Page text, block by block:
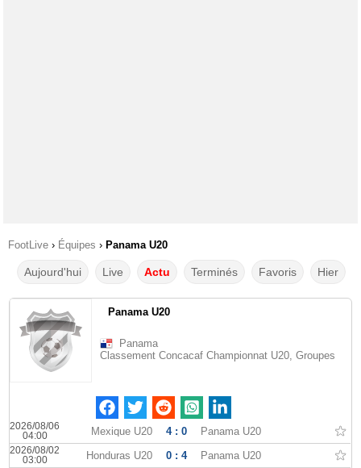
FootLive › Équipes › Panama U20
Aujourd'hui Live Actu Terminés Favoris Hier
Panama U20
Panama
Classement Concacaf Championnat U20, Groupes
2026/08/06
04:00
Mexique U20 4 : 0 Panama U20
2026/08/02
03:00
Honduras U20 0 : 4 Panama U20